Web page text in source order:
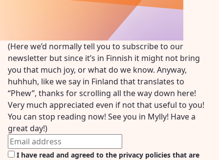
(Here we’d normally tell you to subscribe to our
newsletter but since it’s in Finnish it might not bring
you that much joy, or what do we know. Anyway,
huhhuh, like we say in Finland that translates to
“Phew”, thanks for scrolling all the way down here!
Very much appreciated even if not that useful to you!
You can stop reading now! See you in Mylly! Have a
great day!)
I have read and agreed to the privacy policies that are